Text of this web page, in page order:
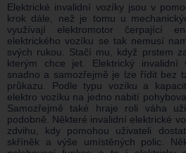
Elektrické invalidní vozíky jsou v
krok dále, než je tomu u
využívají elektromotor čerpající
elektrického vozíku se tak nemusí
svých rukou. Stačí mu, když prstem
kterým chce jet. Elektrický invalidní
snadno a samozřejmě je lze řídit bez
průkazu. Podle typu vozíku a
elektro vozíku na jedno nabití
Samozřejmě také hraje roli váha
podobně. Některé invalidní elektrické
zdvihu, kdy pomohou uživateli
skříněk a výše umístěných polic.